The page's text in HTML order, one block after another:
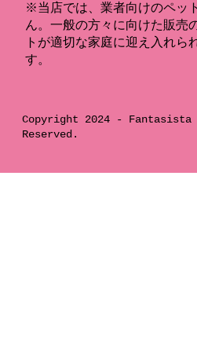
※当店では、業者向けのペッ
ん。一般の方々に向けた販売
トが適切な家庭に迎え入れら
す。
Copyright 2024 - Fantasista
Reserved.